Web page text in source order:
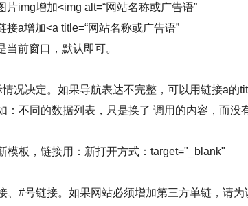
img增加<img alt=“网站名称或广告语”
a增加<a title=“网站名称或广告语”
当前窗口，默认即可。
况决定。如果导航表达不完整，可以用链接a的
：不同的数据列表，只是换了 调用的内容，而没
模板，链接用：新打开方式：target="_blank"
、#号链接。如果网站必须增加第三方单链，请为